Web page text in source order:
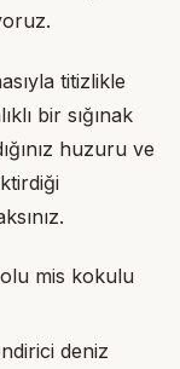
titizlikle
bir sığınak
huzuru ve
mis kokulu
deniz